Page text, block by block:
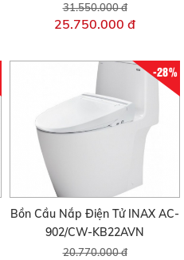
31.550.000 đ
25.750.000 đ
-28%
Bồn Cầu Nắp Điện Tử INAX AC-
902/CW-KB22AVN
20.770.000 đ